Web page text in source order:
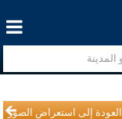
العودة إلى استعراض الصور